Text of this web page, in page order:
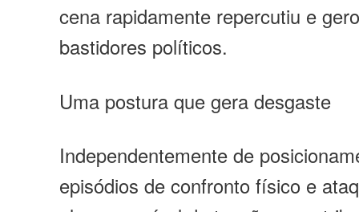
cena rapidamente repercutiu e
bastidores políticos.
Uma postura que gera desgaste
Independentemente de
episódios de confronto físico e